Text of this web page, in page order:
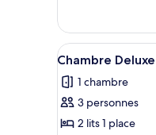
2
chambres
type
de
chambre
Appartement
Duplex
Familial,
2
chambres
Afficher
toutes
les
photos
pour
7
Chambre
1 chambre
3 personnes
2 lits 1 place